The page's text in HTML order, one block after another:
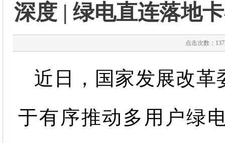
深度 | 绿电直连落地
点击次数：
近日，国家发展改革
于有序推动多用户绿